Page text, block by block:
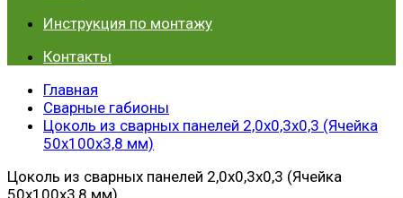
Инструкция по монтажу
Контакты
Главная
Сварные габионы
Цоколь из сварных панелей 2,0х0,3х0,3 (Ячейка
50х100х3,8 мм)
Цоколь из сварных панелей 2,0х0,3х0,3 (Ячейка
50х100х3,8 мм)